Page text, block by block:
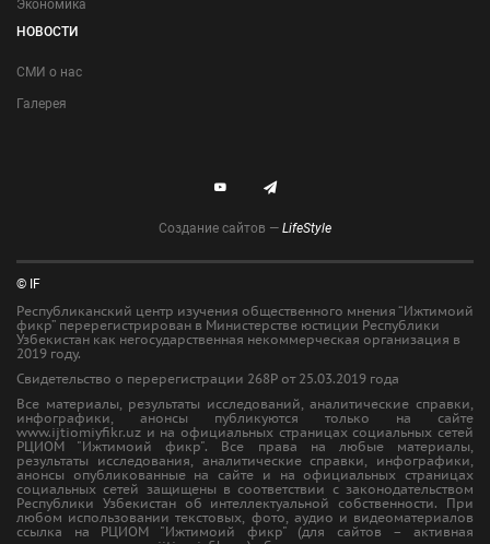
Экономика
НОВОСТИ
СМИ о нас
Галерея
Создание сайтов — LifeStyle
© IF
Республиканский центр изучения общественного мнения “Ижтимоий
фикр” перерегистрирован в Министерстве юстиции Республики
Узбекистан как негосударственная некоммерческая организация в
2019 году.
Свидетельство о перерегистрации 268Р от 25.03.2019 года
Все материалы, результаты исследований, аналитические справки,
инфографики, анонсы публикуются только на сайте
www.ijtiomiyfikr.uz и на официальных страницах социальных сетей
РЦИОМ "Ижтимоий фикр". Все права на любые материалы,
результаты исследования, аналитические справки, инфографики,
анонсы опубликованные на сайте и на официальных страницах
социальных сетей защищены в соответствии с законодательством
Республики Узбекистан об интеллектуальной собственности. При
любом использовании текстовых, фото, аудио и видеоматериалов
ссылка на РЦИОМ "Ижтимоий фикр" (для сайтов – активная